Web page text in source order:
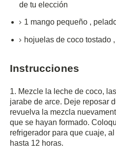
de tu elección
1 mango pequeño ,
hojuelas de coco tostado ,
Instrucciones
1. Mezcle la leche de coco,
jarabe de arce. Deje reposar
revuelva la mezcla
que se hayan formado.
refrigerador para que cuaje,
hasta 12 horas.